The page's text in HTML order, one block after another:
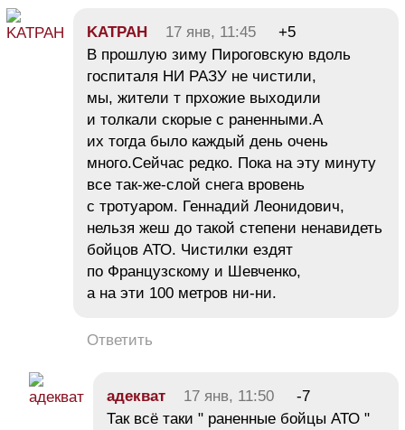
KATPAH 17 янв, 11:45
+5
В прошлую зиму Пироговскую вдоль
госпиталя НИ РАЗУ не чистили,
мы, жители т прхожие выходили
и толкали скорые с раненными.А
их тогда было каждый день очень
много.Сейчас редко. Пока на эту минуту
все так-же-слой снега вровень
с тротуаром. Геннадий Леонидович,
нельзя жеш до такой степени ненавидеть
бойцов АТО. Чистилки ездят
по Французскому и Шевченко,
а на эти 100 метров ни-ни.
Ответить
адекват 17 янв, 11:50
-7
Так всё таки " раненные бойцы АТО "